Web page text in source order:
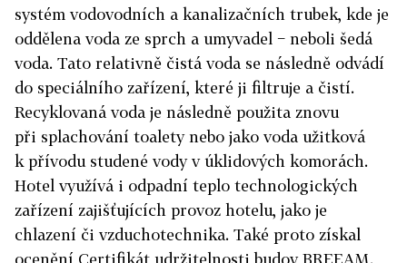
systém vodovodních a kanalizačních trubek, kde je
oddělena voda ze sprch a umyvadel − neboli šedá
voda. Tato relativně čistá voda se následně odvádí
do speciálního zařízení, které ji filtruje a čistí.
Recyklovaná voda je následně použita znovu
při splachování toalety nebo jako voda užitková
k přívodu studené vody v úklidových komorách.
Hotel využívá i odpadní teplo technologických
zařízení zajišťujících provoz hotelu, jako je
chlazení či vzduchotechnika. Také proto získal
ocenění Certifikát udržitelnosti budov BREEAM.